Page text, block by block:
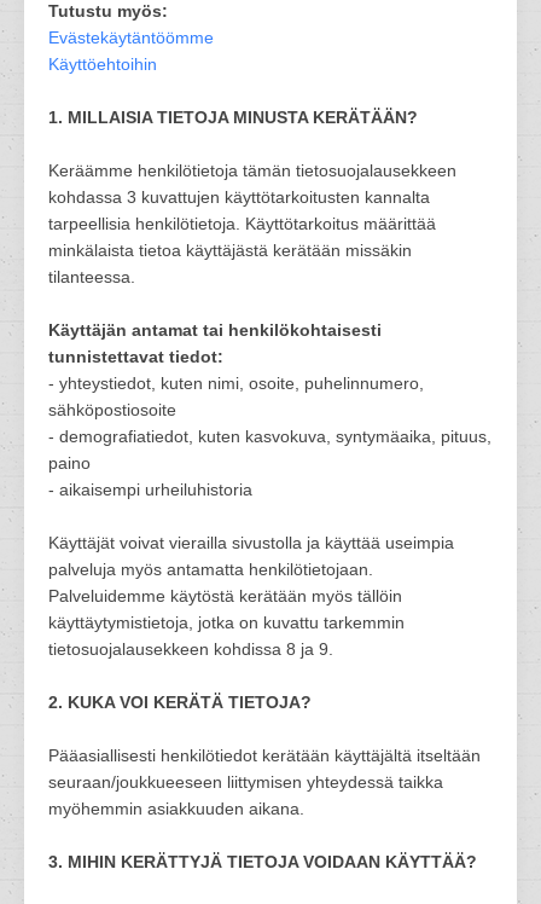
Tutustu myös:
Evästekäytäntöömme
Käyttöehtoihin
1. MILLAISIA TIETOJA MINUSTA KERÄTÄÄN?
Keräämme henkilötietoja tämän tietosuojalausekkeen
kohdassa 3 kuvattujen käyttötarkoitusten kannalta
tarpeellisia henkilötietoja. Käyttötarkoitus määrittää
minkälaista tietoa käyttäjästä kerätään missäkin
tilanteessa.
Käyttäjän antamat tai henkilökohtaisesti
tunnistettavat tiedot:
- yhteystiedot, kuten nimi, osoite, puhelinnumero,
sähköpostiosoite
- demografiatiedot, kuten kasvokuva, syntymäaika, pituus,
paino
- aikaisempi urheiluhistoria
Käyttäjät voivat vierailla sivustolla ja käyttää useimpia
palveluja myös antamatta henkilötietojaan.
Palveluidemme käytöstä kerätään myös tällöin
käyttäytymistietoja, jotka on kuvattu tarkemmin
tietosuojalausekkeen kohdissa 8 ja 9.
2. KUKA VOI KERÄTÄ TIETOJA?
Pääasiallisesti henkilötiedot kerätään käyttäjältä itseltään
seuraan/joukkueeseen liittymisen yhteydessä taikka
myöhemmin asiakkuuden aikana.
3. MIHIN KERÄTTYJÄ TIETOJA VOIDAAN KÄYTTÄÄ?